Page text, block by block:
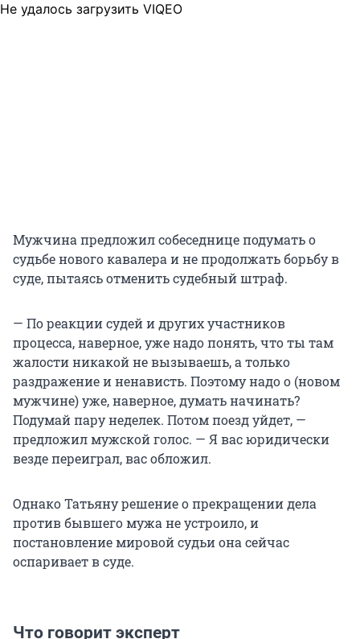
Не удалось загрузить VIQEO
Мужчина предложил собеседнице подумать о
судьбе нового кавалера и не продолжать борьбу в
суде, пытаясь отменить судебный штраф.
— По реакции судей и других участников
процесса, наверное, уже надо понять, что ты там
жалости никакой не вызываешь, а только
раздражение и ненависть. Поэтому надо о (новом
мужчине) уже, наверное, думать начинать?
Подумай пару неделек. Потом поезд уйдет, —
предложил мужской голос. — Я вас юридически
везде переиграл, вас обложил.
Однако Татьяну решение о прекращении дела
против бывшего мужа не устроило, и
постановление мировой судьи она сейчас
оспаривает в суде.
Что говорит эксперт